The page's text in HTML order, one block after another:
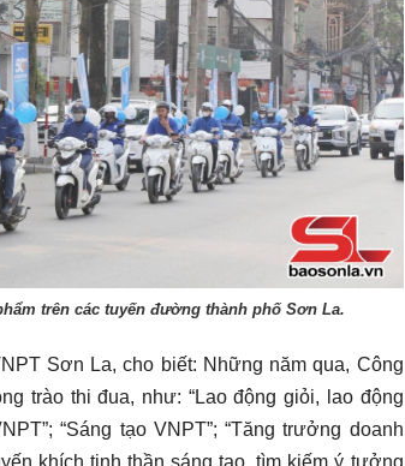
trên các tuyến đường thành phố Sơn La.
Sơn La, cho biết: Những năm qua, Công
trào thi đua, như: “Lao động giỏi, lao động
“Sáng tạo VNPT”; “Tăng trưởng doanh
khích tinh thần sáng tạo, tìm kiếm ý tưởng